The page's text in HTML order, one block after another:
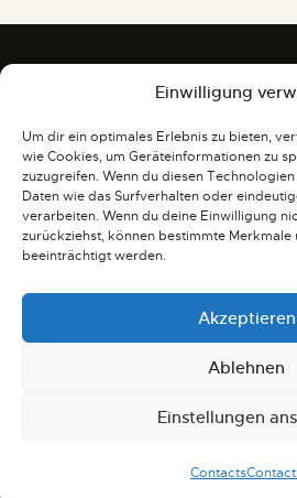
Einwilligung
Um dir ein optimales Erlebnis zu bieten,
wie Cookies, um Geräteinformationen zu
zuzugreifen. Wenn du diesen
Daten wie das Surfverhalten oder
verarbeiten. Wenn du deine Einwilligung
zurückziehst, können bestimmte Merkmale
beeinträchtigt werden.
Akzeptieren
Ablehnen
Einstellungen
Contacts
Gemälde und
Heinestraße 23,
Rauxel
galerie@lilly-
19:00 Uhr. Treffen und
Danneberg.